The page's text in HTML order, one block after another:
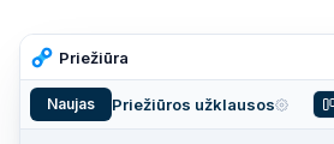
Priežiūra
Naujas Priežiūros užklausos